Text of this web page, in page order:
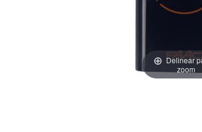
Delinear
zoom